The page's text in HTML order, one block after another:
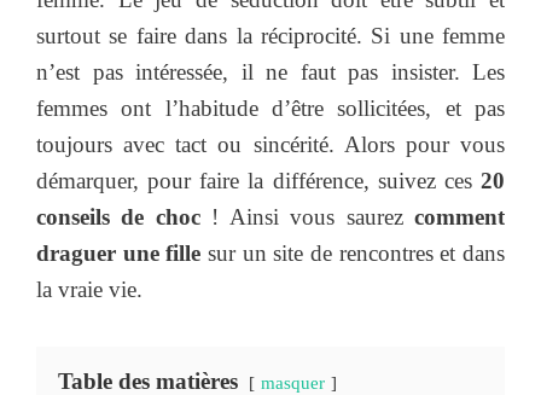
surtout se faire dans la réciprocité. Si une femme
n’est pas intéressée, il ne faut pas insister. Les
femmes ont l’habitude d’être sollicitées, et pas
toujours avec tact ou sincérité. Alors pour vous
démarquer, pour faire la différence, suivez ces 20
conseils de choc ! Ainsi vous saurezcomment
draguer une fille sur un site de rencontres et dans
la vraie vie.
Table des matières masquer